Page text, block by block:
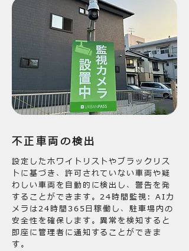
不正車両の検出
設定したホワイトリストやブラックリス
トに基づき、許可されていない車両や疑
わしい車両を自動的に検出し、警告を発
することができます。24時間監視: AIカ
メラは24時間365日稼働し、駐車場内の
安全性を確保します。異常を検知すると
即座に管理者に通知することができま
す。